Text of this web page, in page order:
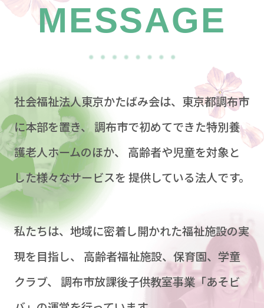
MESSAGE
社会福祉法人東京かたばみ会は、東京都調布市
に本部を置き、 調布市で初めてできた特別養
護老人ホームのほか、
高齢者や児童を対象と
した様々なサービスを 提供している法人です。
私たちは、地域に密着し開かれた福祉施設の実
現を目指し、
高齢者福祉施設、保育園、学童
クラブ、 調布市放課後子供教室事業「あそビ